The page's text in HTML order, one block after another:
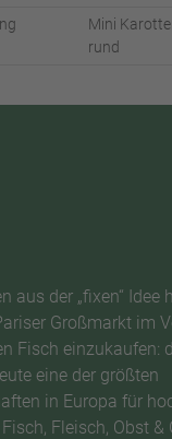
Mini
rund
aus der „fixen“ Idee
Großmarkt im
Fisch einzukaufen:
eine der größten
in Europa für
Fleisch, Obst &